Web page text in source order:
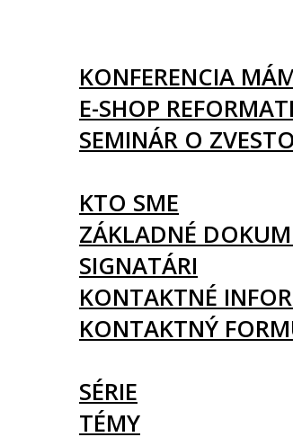
KONFERENCIA
E-SHOP
SEMINÁR O
KTO SME
ZÁKLADNÉ
SIGNATÁRI
KONTAKTNÉ
KONTAKTNÝ
SÉRIE
TÉMY